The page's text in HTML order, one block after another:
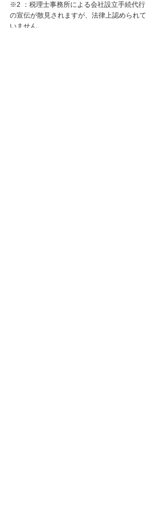
※2 ：税理士事務所による会社設立手続代行
の宣伝が散見されますが、法律上認められて
いません。